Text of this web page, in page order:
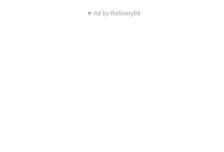
▼ Ad by Refinery89